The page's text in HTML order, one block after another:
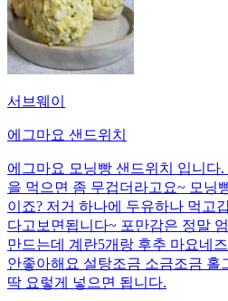
서브웨이
에그마요 샌드위치
에그마요 모닝빵 샌드위치 입니다
을 먹으면 좀 무겁더라고요~ 모닝
이죠? 저거 하나에 두유하나 먹고
다고보면됩니다~ 포만감은 정말
만드는데 계란5개랑 후추 마요네
안좋아해요 설탕조금 소금조금 홀
딱 요렇게 넣으면 됩니다.